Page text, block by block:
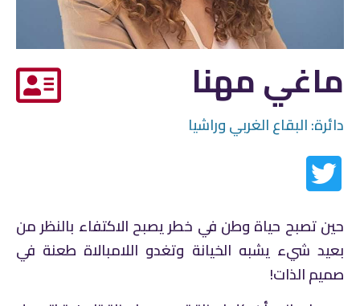
ماغي مهنا
دائرة:البقاع الغربي وراشيا
حين تصبح حياة وطن في خطر يصبح الاكتفاء بالنظر من
بعيد شيء يشبه الخيانة وتغدو اللامبالاة طعنة في
صميم الذات!